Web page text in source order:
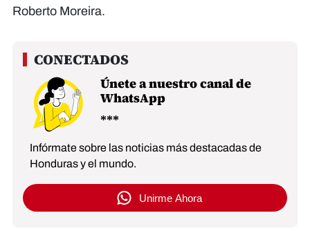
Roberto Moreira.
Únete a nuestro canal de
WhatsApp
Infórmate sobre las noticias más destacadas de
Honduras y el mundo.
Unirme Ahora